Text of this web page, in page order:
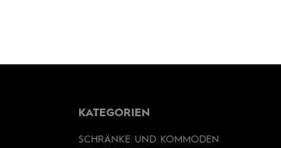
KATEGORIEN
SCHRÄNKE UND KOMMODEN